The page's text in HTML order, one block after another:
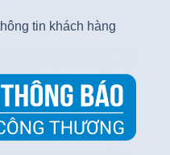
tin khách hàng